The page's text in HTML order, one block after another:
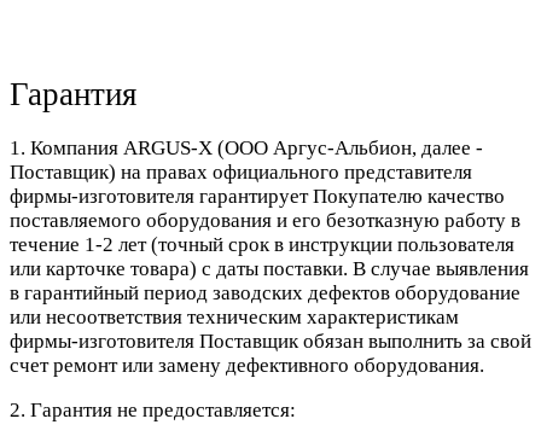
Гарантия
1. Компания ARGUS-X (ООО Аргус-Альбион, далее -
Поставщик) на правах официального представителя
фирмы-изготовителя гарантирует Покупателю качество
поставляемого оборудования и его безотказную работу в
течение 1-2 лет (точный срок в инструкции пользователя
или карточке товара) с даты поставки. В случае выявления
в гарантийный период заводских дефектов оборудование
или несоответствия техническим характеристикам
фирмы-изготовителя Поставщик обязан выполнить за свой
счет ремонт или замену дефективного оборудования.
2. Гарантия не предоставляется: